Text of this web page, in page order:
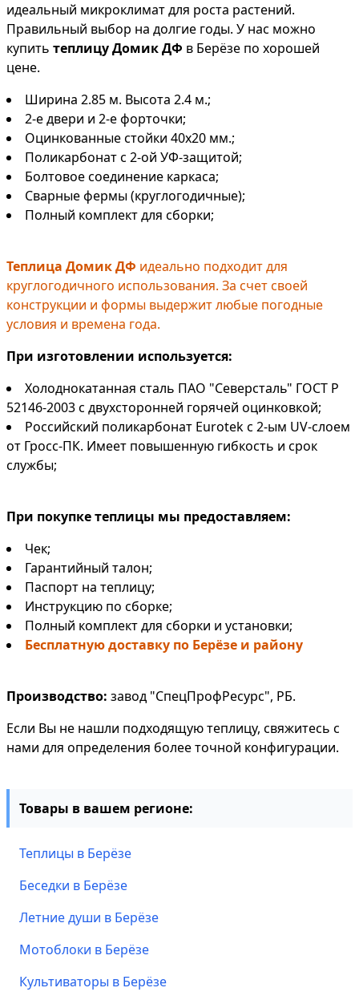
идеальный микроклимат для роста растений.
Правильный выбор на долгие годы. У нас можно
купить теплицу Домик ДФ в Берёзе по хорошей
цене.
Ширина 2.85 м. Высота 2.4 м.;
2-е двери и 2-е форточки;
Оцинкованные стойки 40х20 мм.;
Поликарбонат с 2-ой УФ-защитой;
Болтовое соединение каркаса;
Сварные фермы (круглогодичные);
Полный комплект для сборки;
Теплица Домик ДФ идеально подходит для
круглогодичного использования. За счет своей
конструкции и формы выдержит любые погодные
условия и времена года.
При изготовлении используется:
Холоднокатанная сталь ПАО "Северсталь" ГОСТ Р
52146-2003 с двухсторонней горячей оцинковкой;
Российский поликарбонат Eurotek с 2-ым UV-слоем
от Гросс-ПК. Имеет повышенную гибкость и срок
службы;
При покупке теплицы мы предоставляем:
Чек;
Гарантийный талон;
Паспорт на теплицу;
Инструкцию по сборке;
Полный комплект для сборки и установки;
Бесплатную доставку по Берёзе и району
Производство: завод "СпецПрофРесурс", РБ.
Если Вы не нашли подходящую теплицу, свяжитесь с
нами для определения более точной конфигурации.
Товары в вашем регионе:
Теплицы в Берёзе
Беседки в Берёзе
Летние души в Берёзе
Мотоблоки в Берёзе
Культиваторы в Берёзе